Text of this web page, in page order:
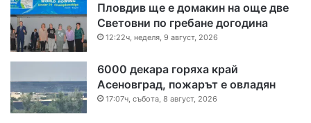
Пловдив ще е домакин на още две
Световни по гребане догодина
12:22ч, неделя, 9 август, 2026
6000 декара горяха край
Асеновград, пожарът е овладян
17:07ч, събота, 8 август, 2026